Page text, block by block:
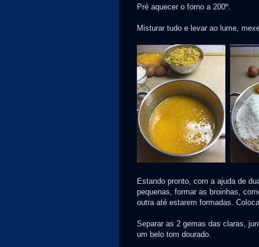
Pré aquecer o forno a 200º.
Misturar tudo e levar ao lume,
Estando pronto, com a ajuda de
pequenas, formar as broinhas,
outra até estarem formadas.
Separar as 2 gemas das claras,
um belo tom dourado.